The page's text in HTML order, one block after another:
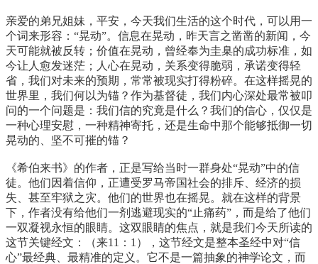
亲爱的弟兄姐妹，平安，今天我们生活的这个时代，可以用一
个词来形容：“晃动”。信息在晃动，昨天言之凿凿的新闻，今
天可能就被反转；价值在晃动，曾经奉为圭臬的成功标准，如
今让人愈发迷茫；人心在晃动，关系变得脆弱，承诺变得轻
省，我们对未来的预期，常常被现实打得粉碎。在这样摇晃的
世界里，我们何以为锚？作为基督徒，我们内心深处最常被叩
问的一个问题是：我们信的究竟是什么？我们的信心，仅仅是
一种心理安慰，一种精神寄托，还是生命中那个能够抵御一切
晃动的、坚不可摧的锚？
《希伯来书》的作者，正是写给当时一群身处“晃动”中的信
徒。他们因着信仰，正遭受罗马帝国社会的排斥、经济的损
失、甚至牢狱之灾。他们的世界也在摇晃。就在这样的背景
下，作者没有给他们一剂逃避现实的“止痛药”，而是给了他们
一双凝视永恒的眼睛。这双眼睛的焦点，就是我们今天所读的
这节关键经文：（来11：1），这节经文是整本圣经中对“信
心”最经典、最精准的定义。它不是一篇抽象的神学论文，而